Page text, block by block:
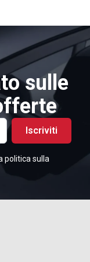
sulle
Iscriviti
politica sulla